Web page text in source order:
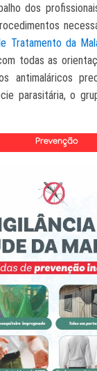
dos
Tratamento da
todas as
antimaláricos
parasitária, o